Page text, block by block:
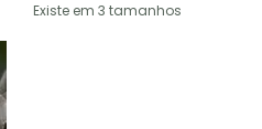
Existe em 3 tamanhos